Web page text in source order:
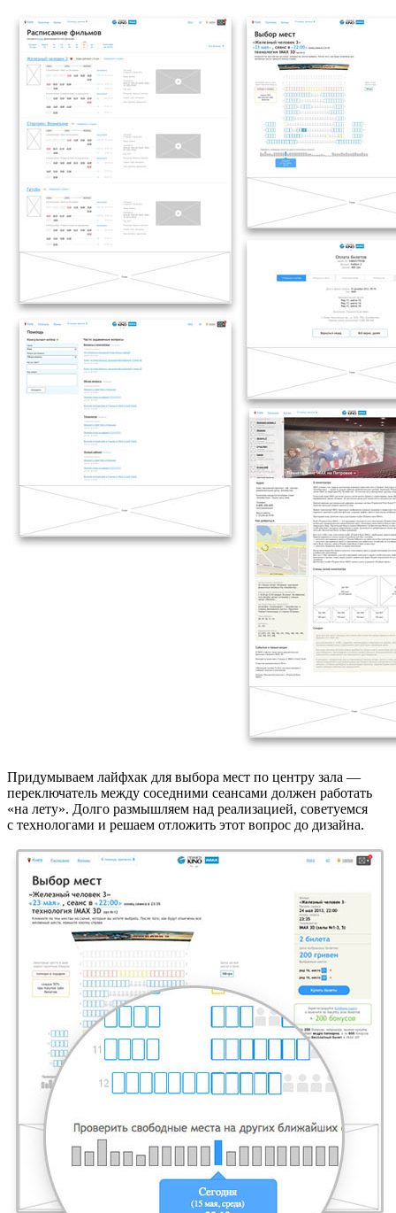
Придумываем лайфхак для выбора мест по центру зала —
переключатель между соседними сеансами должен работать
«на лету». Долго размышляем над реализацией, советуемся
с технологами и решаем отложить этот вопрос до дизайна.